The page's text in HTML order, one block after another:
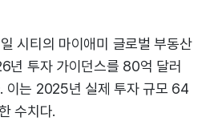
시티의 마이애미 글로벌 부동산
년 투자 가이던스를 80억 달러
이는 2025년 실제 투자 규모 64
수치다.